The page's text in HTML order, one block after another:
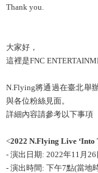
Thank you.
大家好，
這裡是FNC
N.Flying將通過在臺北舉
與各位粉絲見面。
詳細內容請參考以下事項
<2022 N.Flying Live ‘Into
- 演出日期: 2022年11月
- 演出時間: 下午7點(當地